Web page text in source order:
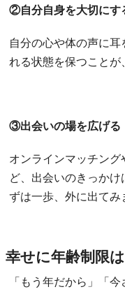
②自分自身を大切にす
自分の心や体の声に
れる状態を保つことが
③出会いの場を広げる
オンラインマッチン
ど、出会いのきっか
ずは一歩、外に出てみ
幸せに年齢制限
「もう年だから」「